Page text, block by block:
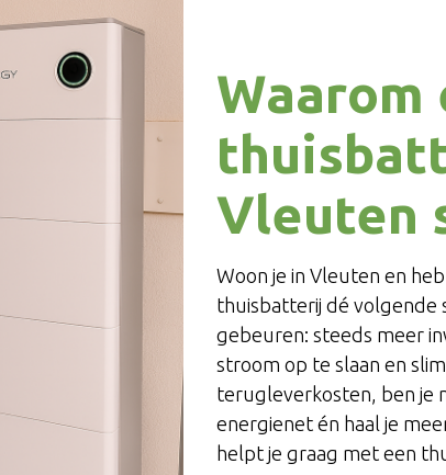
Waarom
Vleuten
Woon je in Vleuten en
thuisbatterij dé volgende
gebeuren: steeds meer
stroom op te slaan en
terugleverkosten, ben je
energienet én haal je
helpt je graag met een